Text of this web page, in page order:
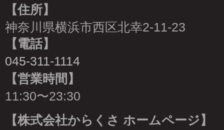
【住所】
神奈川県横浜市西区北幸2-11-23
【電話】
045-311-1114
【営業時間】
11:30〜23:30
【株式会社からくさ ホームページ】